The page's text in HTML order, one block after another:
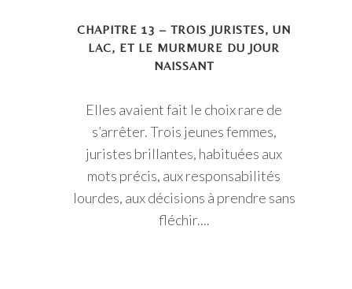
CHAPITRE 13 – TROIS JURISTES, UN
LAC, ET LE MURMURE DU JOUR
NAISSANT
Elles avaient fait le choix rare de
s’arrêter. Trois jeunes femmes,
juristes brillantes, habituées aux
mots précis, aux responsabilités
lourdes, aux décisions à prendre sans
fléchir....